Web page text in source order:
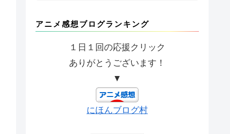
アニメ感想ブログランキング
１日１回の応援クリック
ありがとうございます！
▼
にほんブログ村